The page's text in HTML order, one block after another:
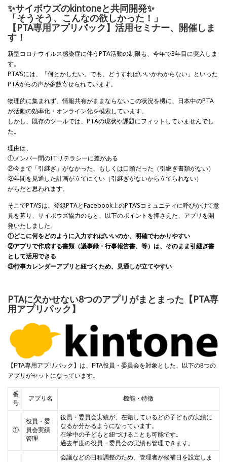
✨サイボウズのkintoneと共同開発✨
「そうそう、こんなの欲しかった！」
【PTA専用アプリパック】活用セミナー、開催しま
す！
新型コロナウイルス感染症に伴うPTA活動の制限も、今年で3年目に突入しま
す。
PTA’Sには、「何とかしたい。でも、どうすればいいかわからない」といった
PTAからの声が多数寄せられています。
物理的に集まれず、情報共有がままならないこの状況を機に、日本中のPTA
が活動の効率化・オンライン化を模索しています。
しかし、既存のツールでは、PTAの現状や課題にフィットしていませんでし
た。
理由は、
①メンバー間のITリテラシーに差がある
②今まで「引継ぎ」がなかった、もしくは口頭だった（引継ぎ書類がない）
③年間を見通した計画が立てにくい（引継ぎがないから立てられない）
からだと思われます。
そこでPTA’Sは、登録PTAとFacebook上のPTA’Sコミュニティに呼びかけて意
見を募り、サイボウズ協力のもと、以下のポイントを押さえた、アプリを開
発いたしました。
①どこに何をどのように入力すればいいのか、明確でわかりやすい
②アプリで作成する書類（議事録・行事報告書、等）は、そのまま引継ぎ書
として活用できる
③行事カレンダーアプリと紐づくため、見通しが立てやすい
PTAに欠かせない8つのアプリがまとまった【PTA専
用アプリパック】
【PTA専用アプリパック】は、PTA役員・委員会を対象とした、以下の8つの
アプリがセットになっています。
番
号
アプリ名 機能・特徴
①
役員・委
員会実績
管理
役員・委員会実績が、在籍しているどの子どもの実績に
なるか分かるようになっています。
在学中の子どもと紐づけることも可能です。
過去年度の役員・委員会の実績も管理できます。
会議などの日程調整のため、管理者が候補日を設定しま